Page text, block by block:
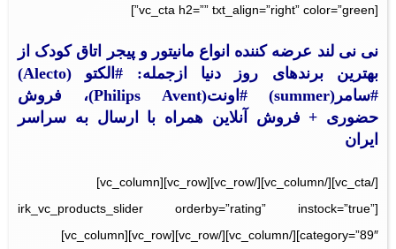
[vc_cta h2=”” txt_align=”right” color=”green”]
نی نی لند عرضه کننده انواع مانیتور و پیجر اتاق کودک از
بهترین برندهای روز دنیا ازجمله: #الکتو (
Alecto
)
#سامر (
summer
) # اونت(
Philips Avent)، فروش
حضوری + فروش آنلاین همراه با ارسال به سراسر
ایران
[/vc_cta][/vc_column][/vc_row][vc_row][vc_column]
[irk_vc_products_slider orderby=”rating” instock=”true”
category=”89″][/vc_column][/vc_row][vc_row][vc_column]